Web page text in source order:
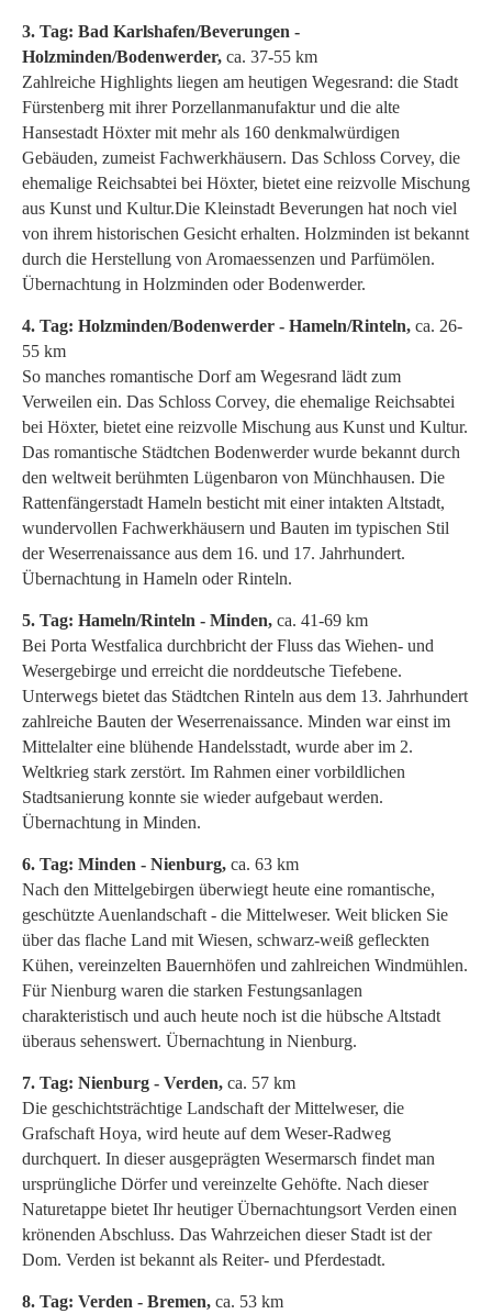
3. Tag: Bad Karlshafen/Beverungen -
Holzminden/Bodenwerder, ca. 37-55 km
Zahlreiche Highlights liegen am heutigen Wegesrand: die Stadt
Fürstenberg mit ihrer Porzellanmanufaktur und die alte
Hansestadt Höxter mit mehr als 160 denkmalwürdigen
Gebäuden, zumeist Fachwerkhäusern. Das Schloss Corvey, die
ehemalige Reichsabtei bei Höxter, bietet eine reizvolle Mischung
aus Kunst und Kultur.Die Kleinstadt Beverungen hat noch viel
von ihrem historischen Gesicht erhalten. Holzminden ist bekannt
durch die Herstellung von Aromaessenzen und Parfümölen.
Übernachtung in Holzminden oder Bodenwerder.
4. Tag: Holzminden/Bodenwerder - Hameln/Rinteln, ca. 26-
55 km
So manches romantische Dorf am Wegesrand lädt zum
Verweilen ein. Das Schloss Corvey, die ehemalige Reichsabtei
bei Höxter, bietet eine reizvolle Mischung aus Kunst und Kultur.
Das romantische Städtchen Bodenwerder wurde bekannt durch
den weltweit berühmten Lügenbaron von Münchhausen. Die
Rattenfängerstadt Hameln besticht mit einer intakten Altstadt,
wundervollen Fachwerkhäusern und Bauten im typischen Stil
der Weserrenaissance aus dem 16. und 17. Jahrhundert.
Übernachtung in Hameln oder Rinteln.
5. Tag: Hameln/Rinteln - Minden, ca. 41-69 km
Bei Porta Westfalica durchbricht der Fluss das Wiehen- und
Wesergebirge und erreicht die norddeutsche Tiefebene.
Unterwegs bietet das Städtchen Rinteln aus dem 13. Jahrhundert
zahlreiche Bauten der Weserrenaissance. Minden war einst im
Mittelalter eine blühende Handelsstadt, wurde aber im 2.
Weltkrieg stark zerstört. Im Rahmen einer vorbildlichen
Stadtsanierung konnte sie wieder aufgebaut werden.
Übernachtung in Minden.
6. Tag: Minden - Nienburg, ca. 63 km
Nach den Mittelgebirgen überwiegt heute eine romantische,
geschützte Auenlandschaft - die Mittelweser. Weit blicken Sie
über das flache Land mit Wiesen, schwarz-weiß gefleckten
Kühen, vereinzelten Bauernhöfen und zahlreichen Windmühlen.
Für Nienburg waren die starken Festungsanlagen
charakteristisch und auch heute noch ist die hübsche Altstadt
überaus sehenswert. Übernachtung in Nienburg.
7. Tag: Nienburg - Verden, ca. 57 km
Die geschichtsträchtige Landschaft der Mittelweser, die
Grafschaft Hoya, wird heute auf dem Weser-Radweg
durchquert. In dieser ausgeprägten Wesermarsch findet man
ursprüngliche Dörfer und vereinzelte Gehöfte. Nach dieser
Naturetappe bietet Ihr heutiger Übernachtungsort Verden einen
krönenden Abschluss. Das Wahrzeichen dieser Stadt ist der
Dom. Verden ist bekannt als Reiter- und Pferdestadt.
8. Tag: Verden - Bremen, ca. 53 km